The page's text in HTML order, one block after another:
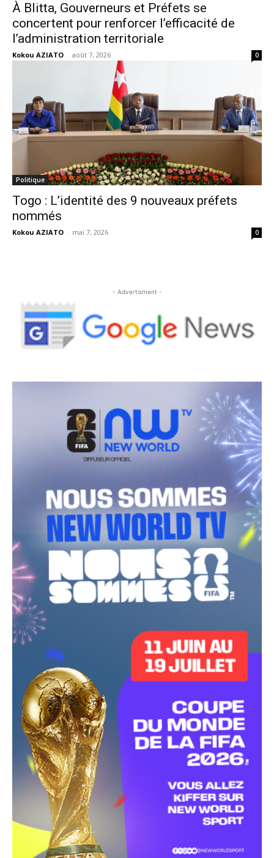
À Blitta, Gouverneurs et Préfets se
concertent pour renforcer l’efficacité de
l’administration territoriale
Kokou AZIATO - août 7, 2026 0
Politique
Togo : L’identité des 9 nouveaux préfets
nommés
Kokou AZIATO - mai 7, 2026 0
- Advertisment -